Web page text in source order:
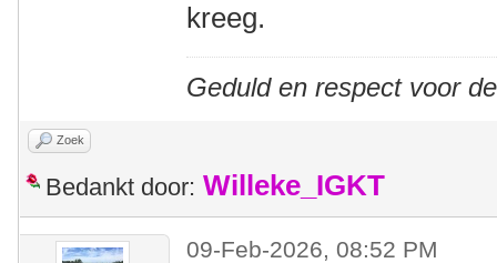
kreeg.
Geduld en respect voor
Zoek
Bedankt door: Willeke_IGKT
09-Feb-2026, 08:52 PM